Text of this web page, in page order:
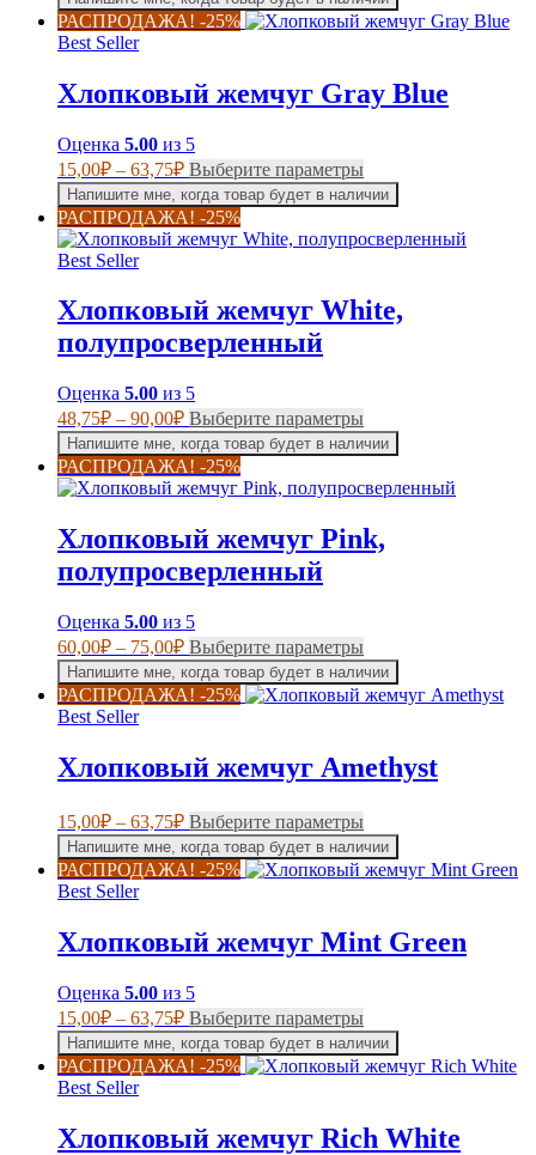
15,00₽
–
имеет
несколько
можно
странице
товара.
РАСПРОДАЖА! -25%
Best Seller
Хлопковый жемчуг Gray Blue
Оценка 5.00 из 5
15,00₽ – 63,75₽Диапазон
цен:
15,00₽
–
Выберите параметрыЭтот
товар
имеет
вариаций.
выбрать
Напишите мне, когда товар будет в наличии
РАСПРОДАЖА! -25%
Best Seller
Хлопковый жемчуг White,
полупросверленный
Оценка 5.00 из 5
48,75₽ – 90,00₽Диапазон
цен:
48,75₽
–
Выберите параметрыЭтот
товар
имеет
вариаций.
можно
Напишите мне, когда товар будет в наличии
РАСПРОДАЖА! -25%
Хлопковый жемчуг Pink,
полупросверленный
Оценка 5.00 из 5
60,00₽ – 75,00₽Диапазон
цен:
60,00₽
–
Выберите параметрыЭтот
товар
имеет
несколько
можно
на
странице
товара.
Напишите мне, когда товар будет в наличии
РАСПРОДАЖА! -25%
Best Seller
Хлопковый жемчуг Amethyst
15,00₽ – 63,75₽Диапазон
цен:
15,00₽
–
Выберите параметрыЭтот
товар
имеет
несколько
можно
странице
товара.
Напишите мне, когда товар будет в наличии
РАСПРОДАЖА! -25%
Best Seller
Хлопковый жемчуг Mint Green
Оценка 5.00 из 5
15,00₽ – 63,75₽Диапазон
цен:
15,00₽
–
Выберите параметрыЭтот
товар
имеет
несколько
можно
Напишите мне, когда товар будет в наличии
РАСПРОДАЖА! -25%
Best Seller
Хлопковый жемчуг Rich White